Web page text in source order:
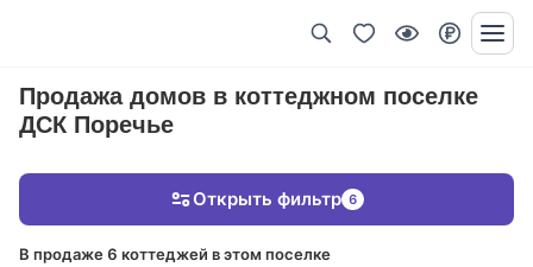
Продажа домов в коттеджном поселке
ДСК Поречье
В продаже 6 коттеджей в этом поселке
Открыть фильтр 6